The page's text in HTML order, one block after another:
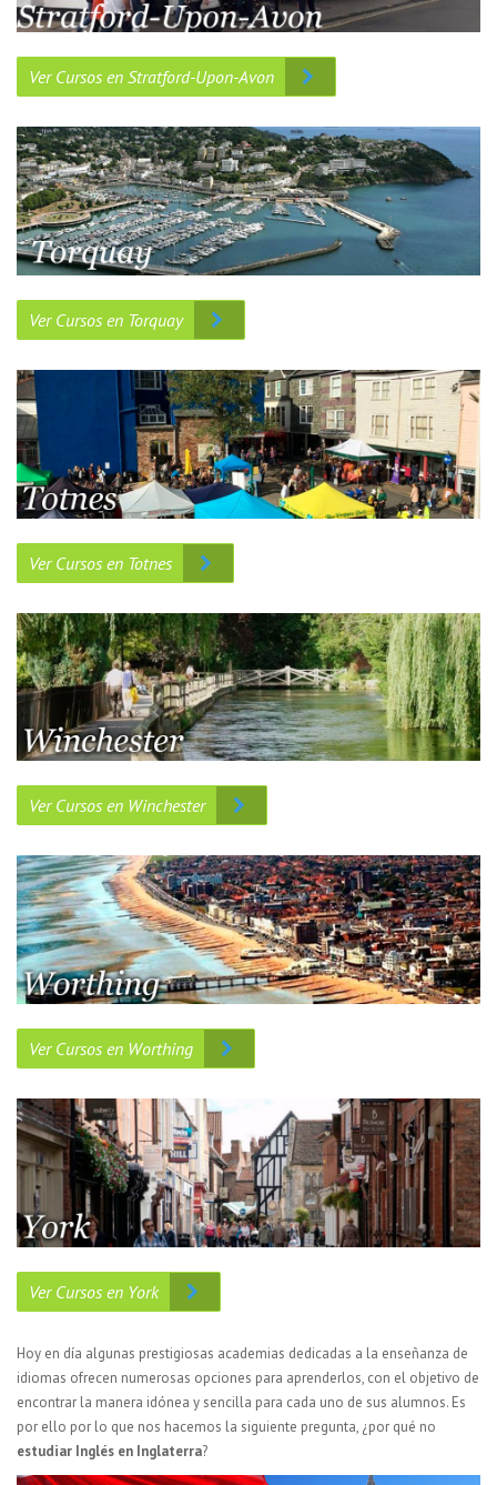
Ver Cursos en Stratford-Upon-Avon
Ver Cursos en Torquay
Ver Cursos en Totnes
Ver Cursos en Winchester
Ver Cursos en Worthing
Ver Cursos en York
Hoy en día algunas prestigiosas academias dedicadas a la enseñanza de
idiomas ofrecen numerosas opciones para aprenderlos, con el objetivo de
encontrar la manera idónea y sencilla para cada uno de sus alumnos. Es
por ello por lo que nos hacemos la siguiente pregunta, ¿por qué no
estudiar Inglés en Inglaterra?